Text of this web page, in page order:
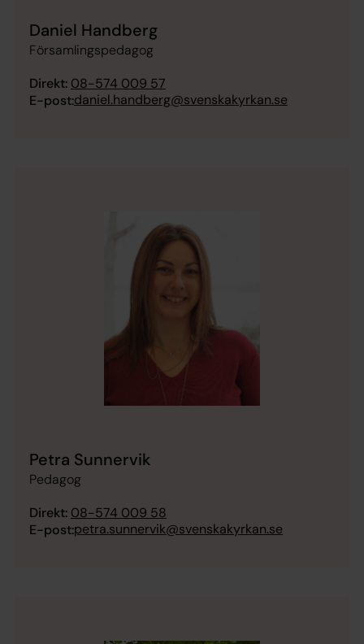
Daniel Handberg
Församlingspedagog
Direkt: 08-574 009 57
E-post:daniel.handberg@svenskakyrkan.se
Petra Sunnervik
Pedagog
Direkt: 08-574 009 58
E-post:petra.sunnervik@svenskakyrkan.se